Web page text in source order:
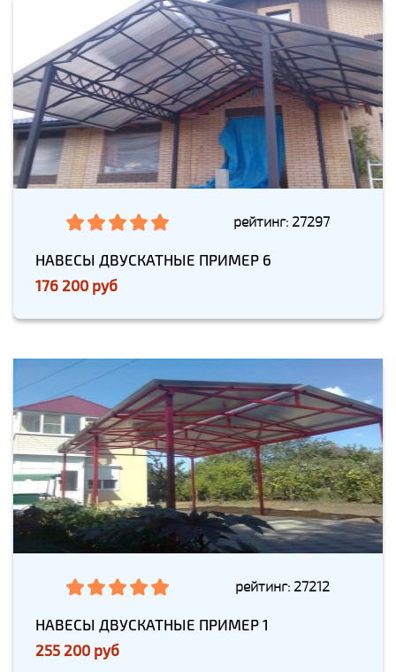
рейтинг: 27297
НАВЕСЫ ДВУСКАТНЫЕ ПРИМЕР 6
176 200 руб
рейтинг: 27212
НАВЕСЫ ДВУСКАТНЫЕ ПРИМЕР 1
255 200 руб